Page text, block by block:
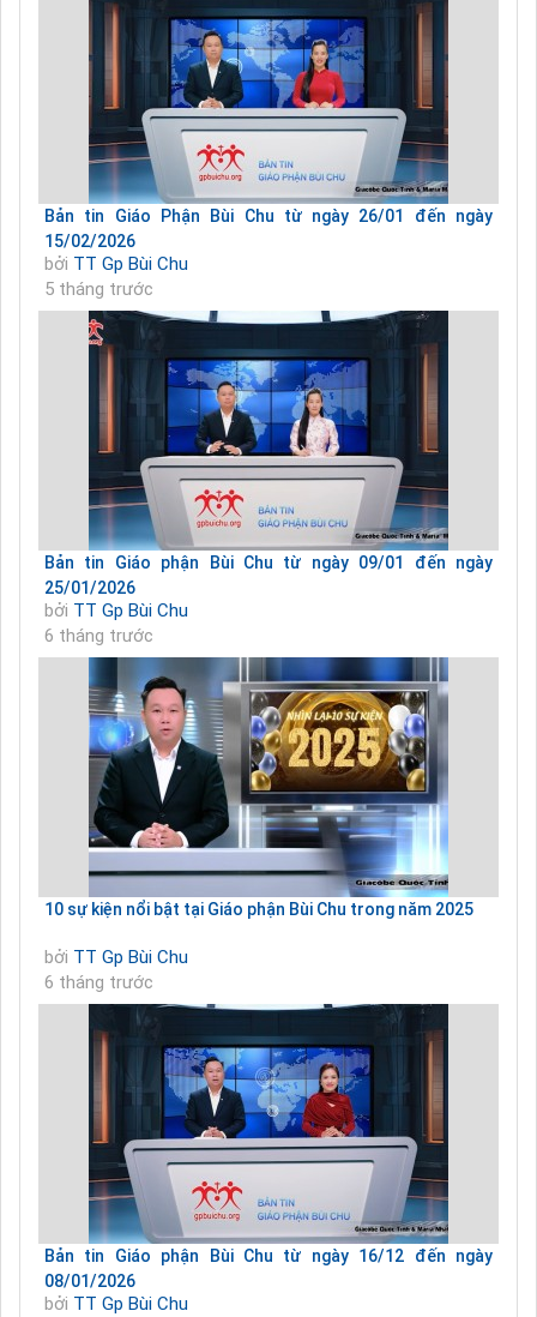
Bản tin Giáo Phận Bùi Chu từ ngày 26/01 đến ngày
15/02/2026
bởi TT Gp Bùi Chu
5 tháng trước
Bản tin Giáo phận Bùi Chu từ ngày 09/01 đến ngày
25/01/2026
bởi TT Gp Bùi Chu
6 tháng trước
10 sự kiện nổi bật tại Giáo phận Bùi Chu trong năm 2025
bởi TT Gp Bùi Chu
6 tháng trước
Bản tin Giáo phận Bùi Chu từ ngày 16/12 đến ngày
08/01/2026
bởi TT Gp Bùi Chu